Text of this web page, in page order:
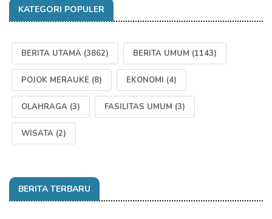
KATEGORI POPULER
BERITA UTAMA (3862) BERITA UMUM (1143)
POJOK MERAUKE (8) EKONOMI (4)
OLAHRAGA (3) FASILITAS UMUM (3)
WISATA (2)
BERITA TERBARU